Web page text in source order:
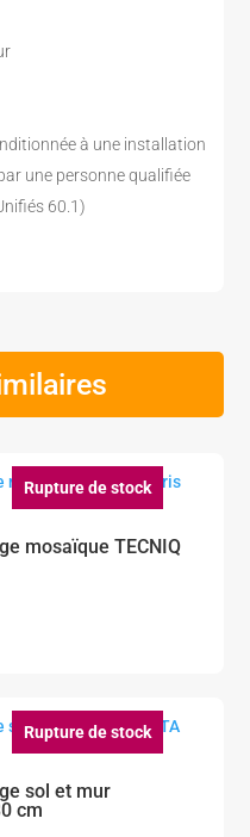
à une installation
une personne qualifiée
60.1)
Rupture de stock
mosaïque TECNIQ
Rupture de stock
sol et mur
cm